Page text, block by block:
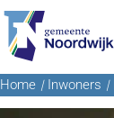
Ga naar de inhoud
Home Inwoners